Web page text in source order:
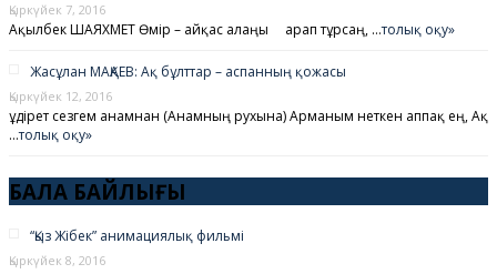
Қыркүйек 7, 2016
Ақылбек ШАЯХМЕТ Өмір – айқас алаңы Қарап тұрсаң, …толық оқу»
Жасұлан МАҚАЕВ: Ақ бұлттар – аспанның қожасы
Қыркүйек 12, 2016
Құдірет сезгем анамнан (Анамның рухына) Арманым неткен аппақ ең, Ақ
…толық оқу»
БАЛА БАЙЛЫҒЫ
“Қыз Жібек” анимациялық фильмі
Қыркүйек 8, 2016